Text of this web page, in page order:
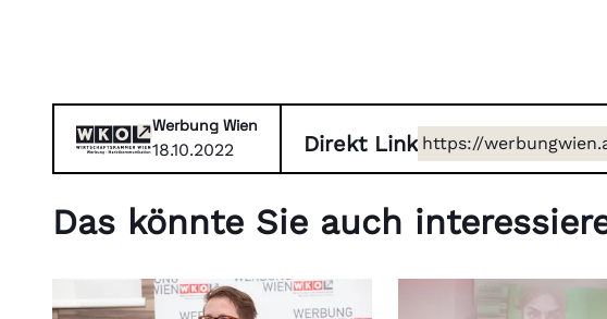
Werbung Wien
18.10.2022 Direkt Link https://
der-
jetzt-in-werbung-
umdenken
Das könnte Sie auch